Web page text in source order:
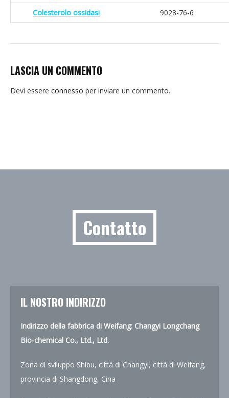
Colesterolo ossidasi 9028-76-6
LASCIA UN COMMENTO
Devi essere connesso per inviare un commento.
Contatto
IL NOSTRO INDIRIZZO
Indirizzo della fabbrica di Weifang: Changyi Longchang
Bio-chemical Co., Ltd., Ltd.
Zona di sviluppo Shibu, città di Changyi, città di Weifang,
provincia di Shangdong, Cina